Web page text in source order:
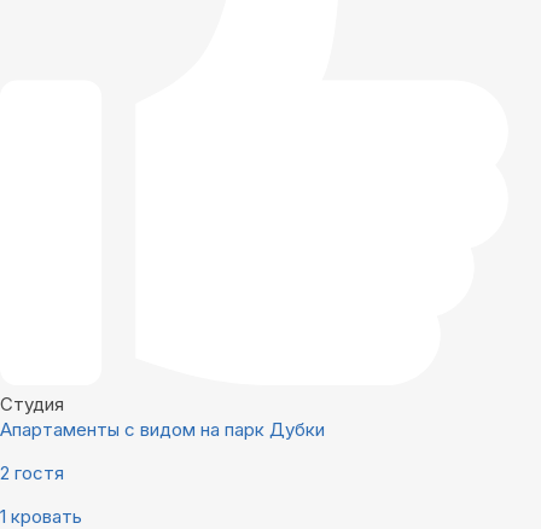
Студия
Апартаменты с видом на парк Дубки
2 гостя
1 кровать